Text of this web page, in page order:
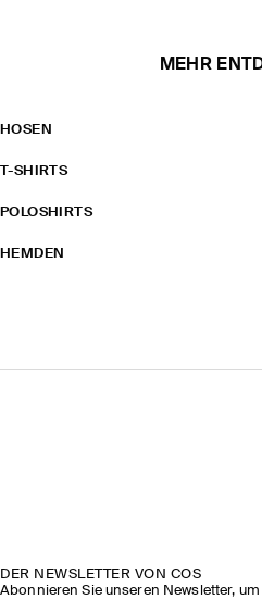
MEHR
HOSEN
T-SHIRTS
POLOSHIRTS
HEMDEN
DER NEWSLETTER VON COS
Abonnieren Sie unseren Newsletter,